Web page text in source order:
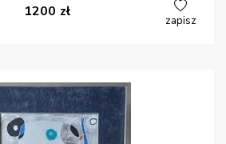
1200 zł
zapisz